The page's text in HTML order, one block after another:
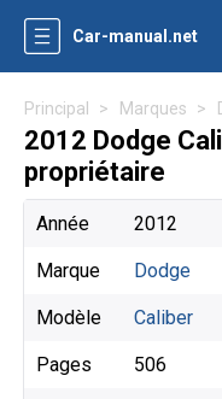
Car-manual.net
Principal Marques
2012 Dodge
propriétaire
Année 2012
Marque Dodge
Modèle Caliber
Pages 506